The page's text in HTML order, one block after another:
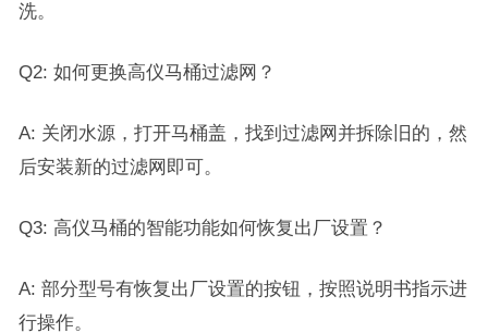
洗。
Q2: 如何更换高仪马桶过滤网？
A: 关闭水源，打开马桶盖，找到过滤网并拆除旧的，然
后安装新的过滤网即可。
Q3: 高仪马桶的智能功能如何恢复出厂设置？
A: 部分型号有恢复出厂设置的按钮，按照说明书指示进
行操作。